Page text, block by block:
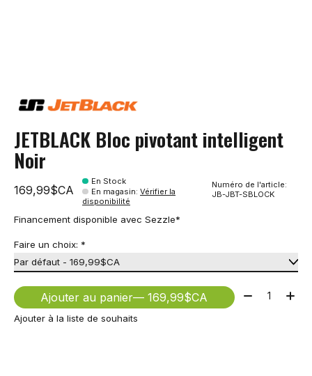
JETBLACK Bloc pivotant intelligent
Noir
169,99$CA
En Stock
En magasin:Vérifier la
disponibilité
Numéro de l'article:
JB-JBT-SBLOCK
Financement disponible avec Sezzle*
Faire un choix: *
Ajouter au panier — 169,99$CA Quantité:
Ajouter à la liste de souhaits